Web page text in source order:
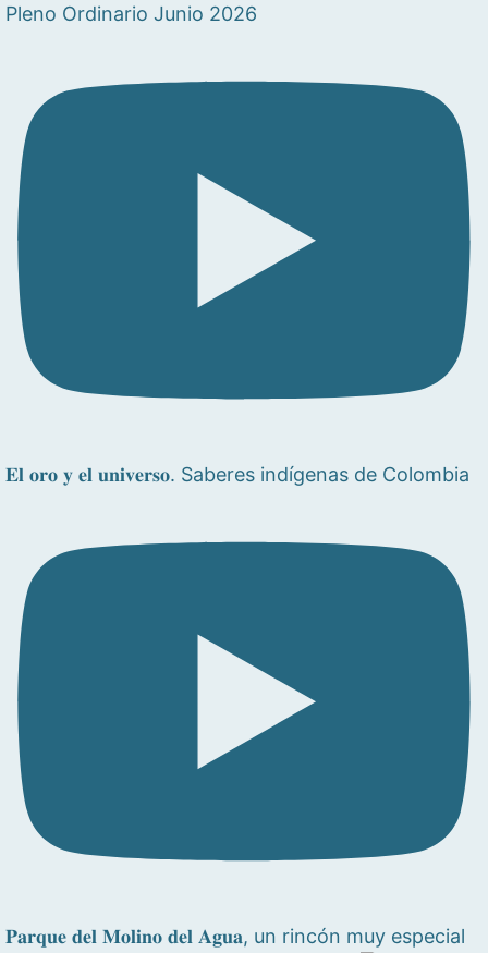
Pleno Ordinario Junio 2026
𝐄𝐥 𝐨𝐫𝐨 𝐲 𝐞𝐥 𝐮𝐧𝐢𝐯𝐞𝐫𝐬𝐨. Saberes indígenas de Colombia
𝐏𝐚𝐫𝐪𝐮𝐞 𝐝𝐞𝐥 𝐌𝐨𝐥𝐢𝐧𝐨 𝐝𝐞𝐥 𝐀𝐠𝐮𝐚, un rincón muy especial